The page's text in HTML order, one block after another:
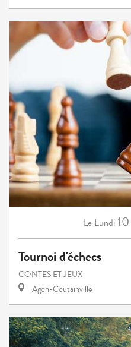
Le Lundi 10
Tournoi d'échecs
CONTES ET JEUX
Agon-Coutainville